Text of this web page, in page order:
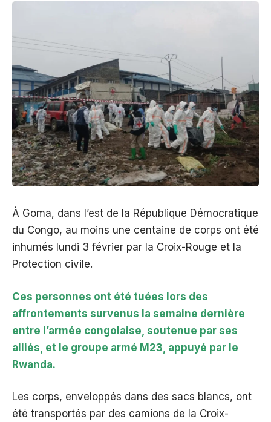
À Goma, dans l’est de la République Démocratique
du Congo, au moins une centaine de corps ont été
inhumés lundi 3 février par la Croix-Rouge et la
Protection civile.
Ces personnes ont été tuées lors des
affrontements survenus la semaine dernière
entre l’armée congolaise, soutenue par ses
alliés, et le groupe armé M23, appuyé par le
Rwanda.
Les corps, enveloppés dans des sacs blancs, ont
été transportés par des camions de la Croix-